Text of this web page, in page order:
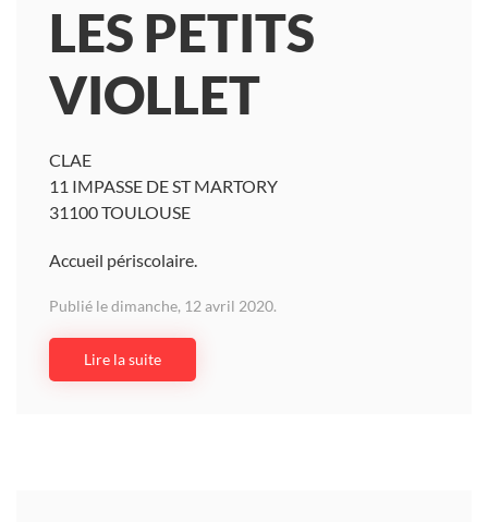
LES PETITS
VIOLLET
CLAE
11 IMPASSE DE ST MARTORY
31100 TOULOUSE
Accueil périscolaire.
Publié le dimanche, 12 avril 2020.
Lire la suite